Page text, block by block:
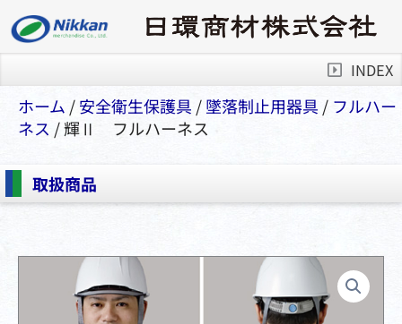
INDEX
ホーム /安全衛⽣保護具 /墜落制⽌⽤器具 / フルハー
ネス / 輝Ⅱ フルハーネス
取扱商品